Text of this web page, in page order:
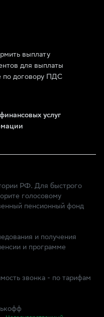
выплату
для выплаты
по договору ПДС
услуг
РФ. Для быстрого
голосовому
пенсионный фонд
и получения
и программе
звонка - по тарифам